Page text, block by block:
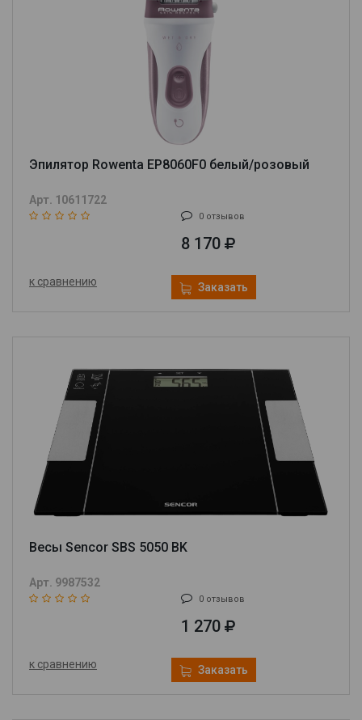
Эпилятор Rowenta EP8060F0 белый/розовый
Арт. 10611722
0 отзывов
8 170
к сравнению Заказать
Весы Sencor SBS 5050 BK
Арт. 9987532
0 отзывов
1 270
к сравнению Заказать